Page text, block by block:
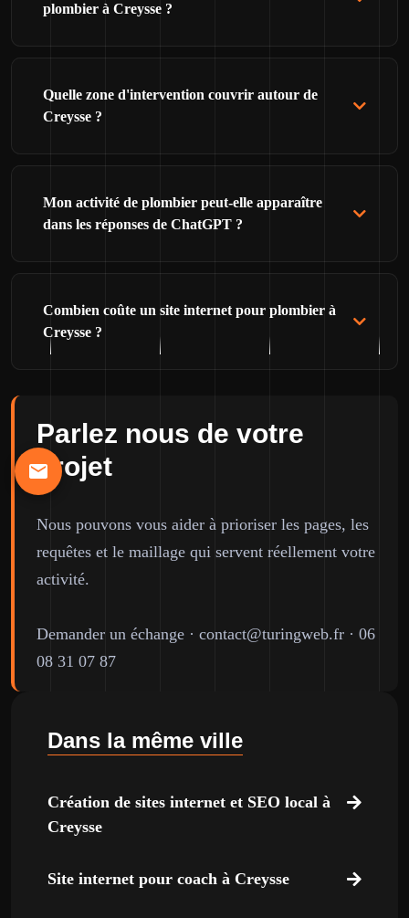
plombier à Creysse ?
Quelle zone d'intervention couvrir autour de
Creysse ?
Mon activité de plombier peut-elle apparaître
dans les réponses de ChatGPT ?
Combien coûte un site internet pour plombier à
Creysse ?
Parlez nous de votre
projet
Nous pouvons vous aider à prioriser les pages, les
requêtes et le maillage qui servent réellement votre
activité.
Demander un échange · contact@turingweb.fr · 06
08 31 07 87
Dans la même ville
Création de sites internet et SEO local à
Creysse
Site internet pour coach à Creysse